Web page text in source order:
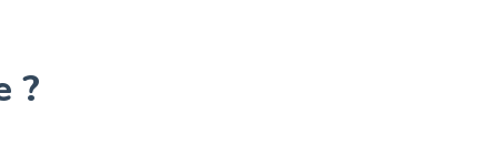
?